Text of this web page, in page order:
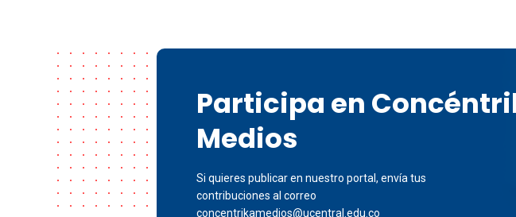
Participa en
Medios
Si quieres publicar en nuestro portal, envía tus
contribuciones al correo
concentrikamedios@ucentral.edu.co